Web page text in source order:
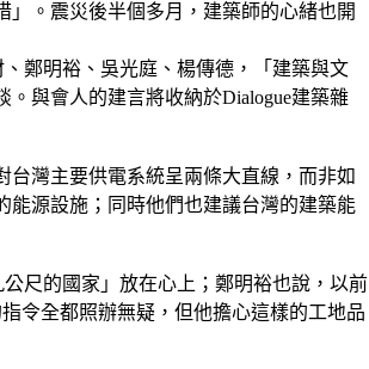
。震災後半個多月，建築師的心緒也開
鄭明裕、吳光庭、楊傳德，「建築與文
與會人的建言將收納於Dialogue建築雜
灣主要供電系統呈兩條大直線，而非如
源設施；同時他們也建議台灣的建築能
尺的國家」放在心上；鄭明裕也說，以前
令全都照辦無疑，但他擔心這樣的工地品